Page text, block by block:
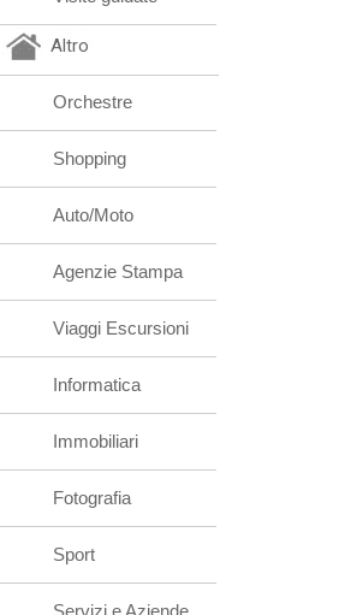
Altro
Orchestre
Shopping
Auto/Moto
Agenzie Stampa
Viaggi Escursioni
Informatica
Immobiliari
Fotografia
Sport
Servizi e Aziende